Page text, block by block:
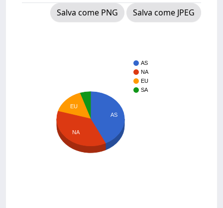
Salva come PNG
Salva come JPEG
AS
NA
EU
SA
AS
EU
NA